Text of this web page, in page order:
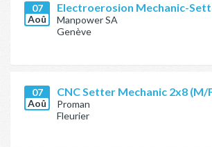
07
Aoû
Electroerosion Mechanic-
Manpower SA
Genève
07
Aoû
CNC Setter Mechanic 2x8 (M/
Proman
Fleurier